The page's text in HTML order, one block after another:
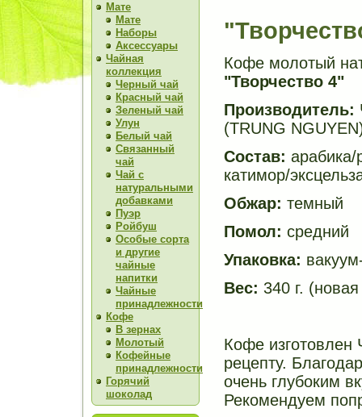
Мате
Мате
Наборы
Аксессуары
Чайная
коллекция
Черный чай
Красный чай
Зеленый чай
Улун
Белый чай
Связанный
чай
Чай с
натуральными
добавками
Пуэр
Ройбуш
Особые сорта
и другие
чайные
напитки
Чайные
принадлежности
Кофе
В зернах
Молотый
Кофейные
принадлежности
Горячий
шоколад
Кофе молотый
"Творчество 4"
Производитель:
(TRUNG
Состав: арабика/
катимор/
Обжар: темный
Помол: средний
Упаковка:
Вес: 340 г.
Кофе изготовлен
рецепту.
очень глубоким
Рекомендуем